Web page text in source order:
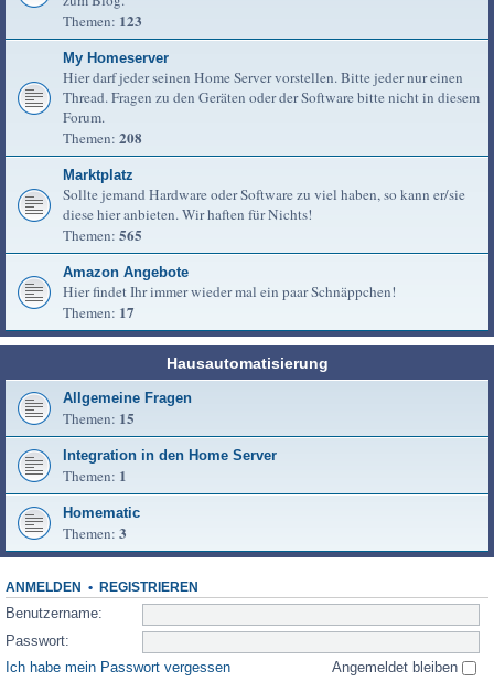
Themen: 123
My Homeserver
Hier darf jeder seinen Home Server vorstellen. Bitte jeder nur einen
Thread. Fragen zu den Geräten oder der Software bitte nicht in diesem
Forum.
Themen: 208
Marktplatz
Sollte jemand Hardware oder Software zu viel haben, so kann er/sie
diese hier anbieten. Wir haften für Nichts!
Themen: 565
Amazon Angebote
Hier findet Ihr immer wieder mal ein paar Schnäppchen!
Themen: 17
Hausautomatisierung
Allgemeine Fragen
Themen: 15
Integration in den Home Server
Themen: 1
Homematic
Themen: 3
ANMELDEN • REGISTRIEREN
Benutzername:
Passwort:
Ich habe mein Passwort vergessen
Angemeldet bleiben